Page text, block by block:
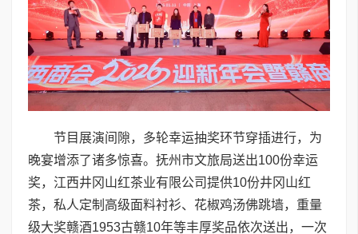
节目展演间隙，多轮幸运抽奖环节穿插进行，为
晚宴增添了诸多惊喜。抚州市文旅局送出100份幸运
奖，江西井冈山红茶业有限公司提供10份井冈山红
茶，私人定制高级面料衬衫、花椒鸡汤佛跳墙，重量
级大奖赣酒1953古赣10年等丰厚奖品依次送出，一次